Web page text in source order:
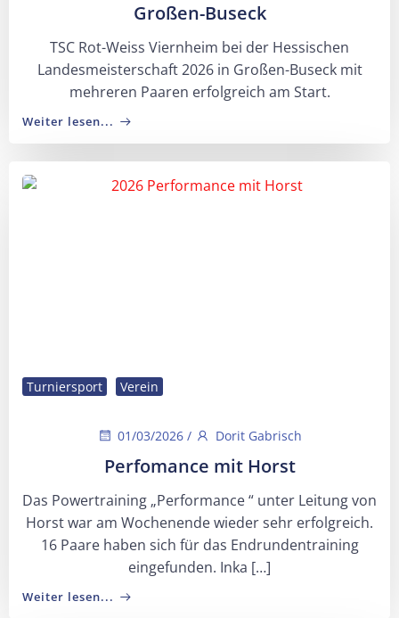
Großen-Buseck
TSC Rot-Weiss Viernheim bei der Hessischen
Landesmeisterschaft 2026 in Großen-Buseck mit
mehreren Paaren erfolgreich am Start.
Weiter lesen...
Turniersport Verein
01/03/2026 / Dorit Gabrisch
Perfomance mit Horst
Das Powertraining „Performance “ unter Leitung von
Horst war am Wochenende wieder sehr erfolgreich.
16 Paare haben sich für das Endrundentraining
eingefunden. Inka […]
Weiter lesen...